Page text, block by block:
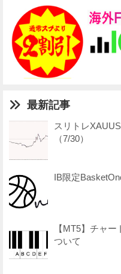
最新記事
スリトレ
（7/30）
IB限定
【MT5】チャ
ついて